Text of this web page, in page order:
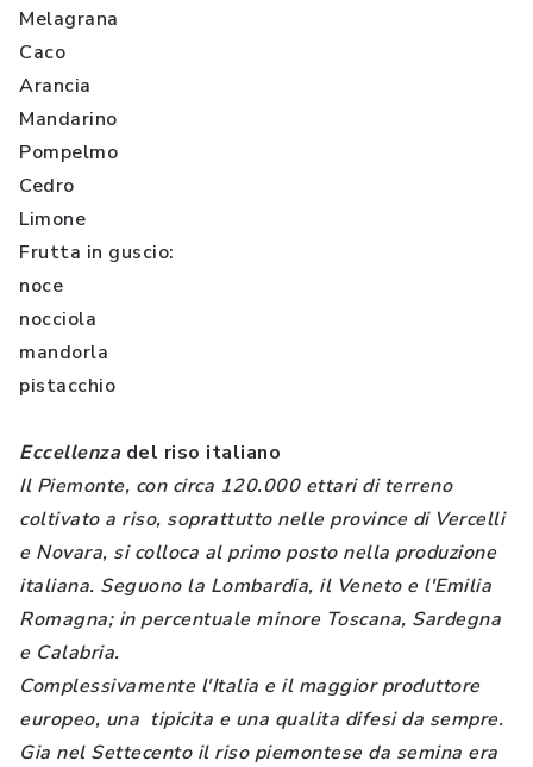
Melagrana
Caco
Arancia
Mandarino
Pompelmo
Cedro
Limone
Frutta in guscio:
noce
nocciola
mandorla
pistacchio
Eccellenza del riso italiano
Il Piemonte, con circa 120.000 ettari di terreno
coltivato a riso, soprattutto nelle province di Vercelli
e Novara, si colloca al primo posto nella produzione
italiana. Seguono la Lombardia, il Veneto e l'Emilia
Romagna; in percentuale minore Toscana, Sardegna
e Calabria.
Complessivamente l'Italia e il maggior produttore
europeo, una tipicita e una qualita difesi da sempre.
Gia nel Settecento il riso piemontese da semina era